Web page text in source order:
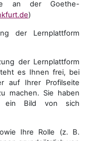
an der Goethe-
)
der Lernplattform
der Lernplattform
es Ihnen frei, bei
auf Ihrer Profilseite
machen. Sie haben
ein Bild von sich
Ihre Rolle (z. B.